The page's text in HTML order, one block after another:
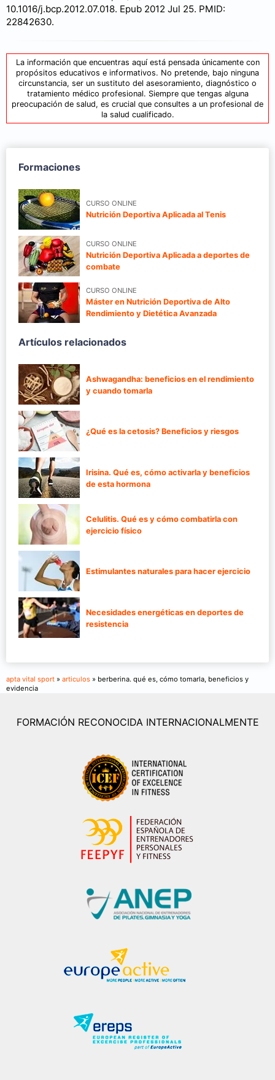
10.1016/j.bcp.2012.07.018. Epub 2012 Jul 25. PMID:
22842630.
La información que encuentras aquí está pensada únicamente con
propósitos educativos e informativos. No pretende, bajo ninguna
circunstancia, ser un sustituto del asesoramiento, diagnóstico o
tratamiento médico profesional. Siempre que tengas alguna
preocupación de salud, es crucial que consultes a un profesional de
la salud cualificado.
Formaciones
CURSO ONLINE
Nutrición Deportiva Aplicada al Tenis
CURSO ONLINE
Nutrición Deportiva Aplicada a deportes de
combate
CURSO ONLINE
Máster en Nutrición Deportiva de Alto
Rendimiento y Dietética Avanzada
Artículos relacionados
Ashwagandha: beneficios en el rendimiento
y cuando tomarla
¿Qué es la cetosis? Beneficios y riesgos
Irisina. Qué es, cómo activarla y beneficios
de esta hormona
Celulitis. Qué es y cómo combatirla con
ejercicio físico
Estimulantes naturales para hacer ejercicio
Necesidades energéticas en deportes de
resistencia
apta vital sport » articulos » berberina. qué es, cómo tomarla, beneficios y
evidencia
FORMACIÓN RECONOCIDA INTERNACIONALMENTE